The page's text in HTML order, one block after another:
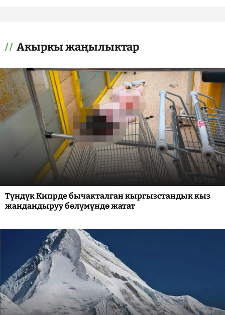
Акыркы жаңылыктар
Түндүк Кипрде бычакталган кыргызстандык кыз
жандандыруу бөлүмүндө жатат